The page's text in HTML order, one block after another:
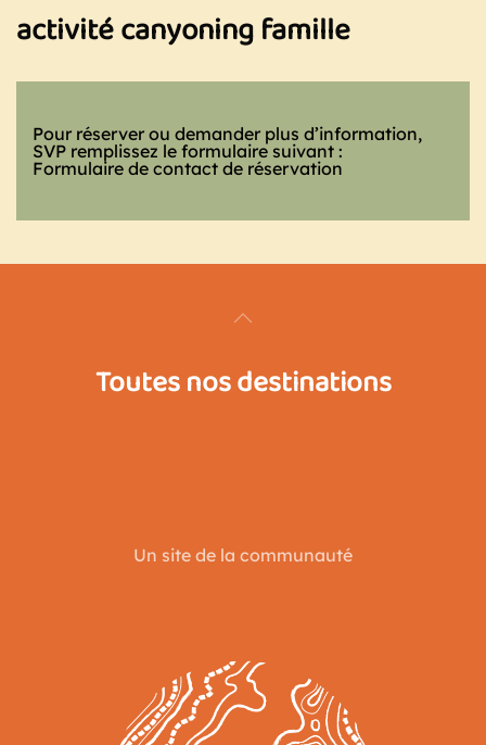
activité canyoning famille
Pour réserver ou demander plus d’information,
SVP remplissez le formulaire suivant :
Formulaire de contact de réservation
Toutes nos destinations
Un site de la communauté